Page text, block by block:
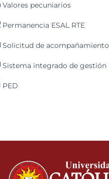
Valores pecuniarios
Permanencia ESAL RTE
Solicitud de acompañamiento
Sistema integrado de gestión
PED